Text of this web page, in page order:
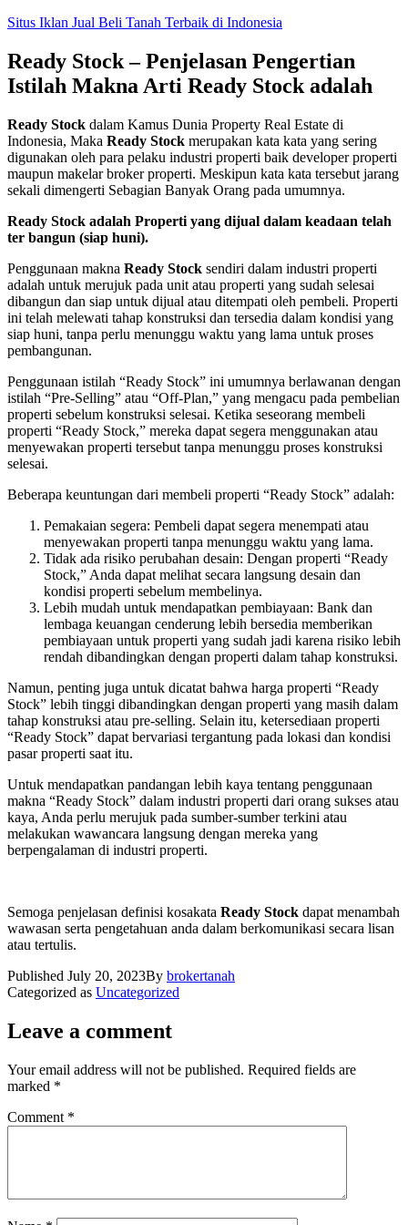
Skip
content
Situs Iklan Jual Beli Tanah Terbaik di Indonesia
Ready Stock – Penjelasan Pengertian
Istilah Makna Arti Ready Stock adalah
Ready Stock dalam Kamus Dunia Property Real Estate di
Indonesia, Maka Ready Stock merupakan kata kata yang sering
digunakan oleh para pelaku industri properti baik developer properti
maupun makelar broker properti. Meskipun kata kata tersebut jarang
sekali dimengerti Sebagian Banyak Orang pada umumnya.
Ready Stock adalah Properti yang dijual dalam keadaan telah
ter bangun (siap huni).
Penggunaan makna Ready Stock sendiri dalam industri properti
adalah untuk merujuk pada unit atau properti yang sudah selesai
dibangun dan siap untuk dijual atau ditempati oleh pembeli. Properti
ini telah melewati tahap konstruksi dan tersedia dalam kondisi yang
siap huni, tanpa perlu menunggu waktu yang lama untuk proses
pembangunan.
Penggunaan istilah “Ready Stock” ini umumnya berlawanan dengan
istilah “Pre-Selling” atau “Off-Plan,” yang mengacu pada pembelian
properti sebelum konstruksi selesai. Ketika seseorang membeli
properti “Ready Stock,” mereka dapat segera menggunakan atau
menyewakan properti tersebut tanpa menunggu proses konstruksi
selesai.
Beberapa keuntungan dari membeli properti “Ready Stock” adalah:
Pemakaian segera: Pembeli dapat segera menempati atau
menyewakan properti tanpa menunggu waktu yang lama.
Tidak ada risiko perubahan desain: Dengan properti “Ready
Stock,” Anda dapat melihat secara langsung desain dan
kondisi properti sebelum membelinya.
Lebih mudah untuk mendapatkan pembiayaan: Bank dan
lembaga keuangan cenderung lebih bersedia memberikan
pembiayaan untuk properti yang sudah jadi karena risiko lebih
rendah dibandingkan dengan properti dalam tahap konstruksi.
Namun, penting juga untuk dicatat bahwa harga properti “Ready
Stock” lebih tinggi dibandingkan dengan properti yang masih dalam
tahap konstruksi atau pre-selling. Selain itu, ketersediaan properti
“Ready Stock” dapat bervariasi tergantung pada lokasi dan kondisi
pasar properti saat itu.
Untuk mendapatkan pandangan lebih kaya tentang penggunaan
makna “Ready Stock” dalam industri properti dari orang sukses atau
kaya, Anda perlu merujuk pada sumber-sumber terkini atau
melakukan wawancara langsung dengan mereka yang
berpengalaman di industri properti.
Semoga penjelasan definisi kosakata Ready Stock dapat menambah
wawasan serta pengetahuan anda dalam berkomunikasi secara lisan
atau tertulis.
Published July 20, 2023By brokertanah
Categorized as Uncategorized
Leave a comment
Your email address will not be published. Required fields are
marked *
Comment *